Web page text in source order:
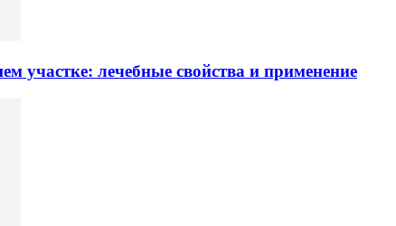
участке: лечебные свойства и применение